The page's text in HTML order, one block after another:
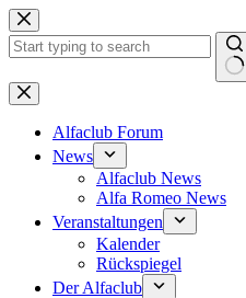
Zum
Inhalt
springen
Keine
Ergebnisse
Alfaclub Forum
News
Alfaclub News
Alfa Romeo News
Veranstaltungen
Kalender
Rückspiegel
Der Alfaclub